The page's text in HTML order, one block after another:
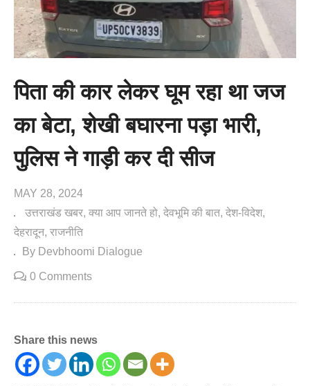
पिता की कार लेकर घूम रहा था जज
का बेटा, शेखी बघारना पड़ा भारी,
पुलिस ने गाड़ी कर दी सीज
MAY 28, 2024
उत्तराखंड खबर क्या आप जानते हो देवभूमि की बात देश-विदेश
देहरादून राजनीति
By Devbhoomi Dialogue
0 Comments
Share this news